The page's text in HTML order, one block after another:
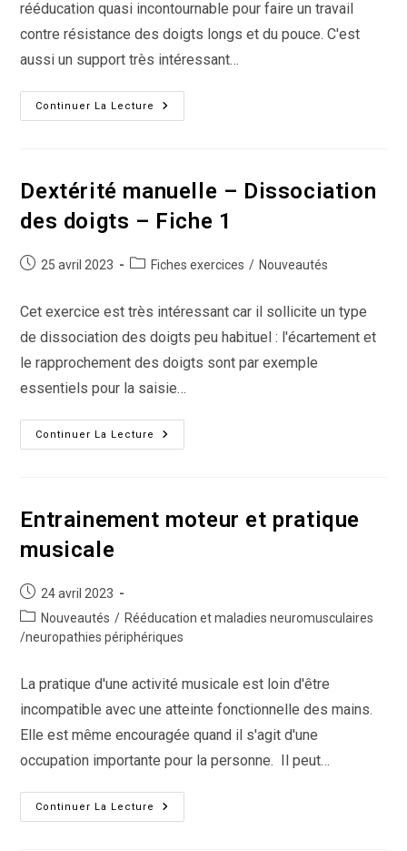
rééducation quasi incontournable pour faire un travail
contre résistance des doigts longs et du pouce. C'est
aussi un support très intéressant…
Continuer La Lecture
Reconditionnement
Musculaire
Force
–
Fiche
1
Dextérité manuelle – Dissociation
des doigts – Fiche 1
Publication
25 avril 2023
PostFiches exercices / Nouveautés
Cet exercice est très intéressant car il sollicite un type
de dissociation des doigts peu habituel : l'écartement et
le rapprochement des doigts sont par exemple
essentiels pour la saisie…
Continuer La Lecture
Dextérité
Manuelle
–
Fiche
Entrainement moteur et pratique
musicale
Publication
publiée :
24 avril 2023
Post
category:
Nouveautés / Rééducation et maladies neuromusculaires
/neuropathies périphériques
La pratique d'une activité musicale est loin d'être
incompatible avec une atteinte fonctionnelle des mains.
Elle est même encouragée quand il s'agit d'une
occupation importante pour la personne. Il peut…
Continuer La Lecture
Entrainement
Moteur